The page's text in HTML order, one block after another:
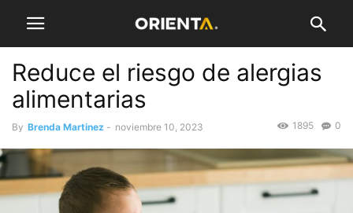
Reduce el riesgo de alergias
alimentarias
By Brenda Martinez - noviembre 10, 2023 0
1895